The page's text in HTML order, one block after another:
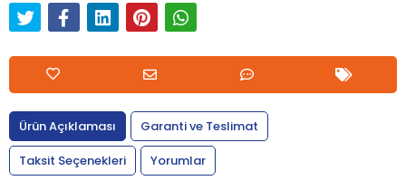
Ürün Açıklaması
Garanti ve Teslimat
Taksit Seçenekleri
Yorumlar